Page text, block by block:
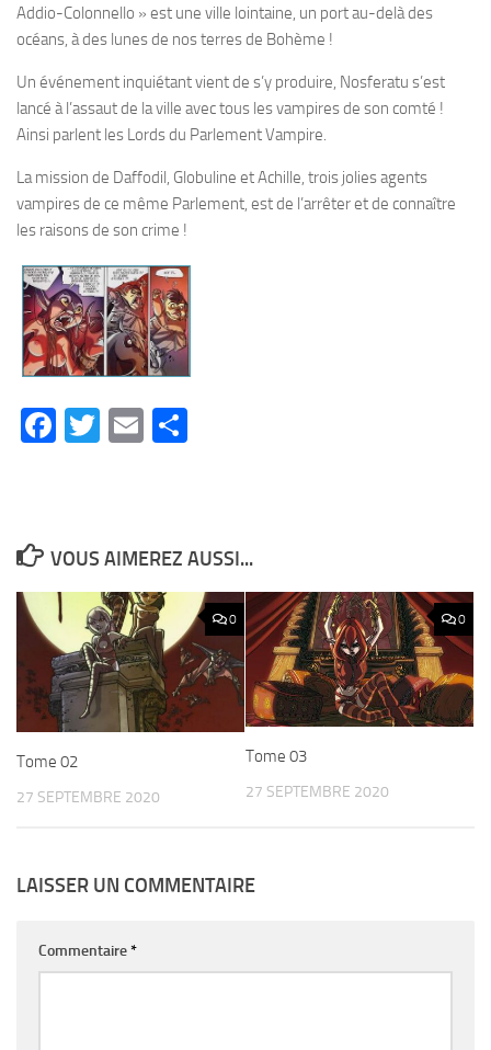
Addio-Colonnello » est une ville lointaine, un port au-delà des
océans, à des lunes de nos terres de Bohème !
Un événement inquiétant vient de s’y produire, Nosferatu s’est
lancé à l’assaut de la ville avec tous les vampires de son comté !
Ainsi parlent les Lords du Parlement Vampire.
La mission de Daffodil, Globuline et Achille, trois jolies agents
vampires de ce même Parlement, est de l’arrêter et de connaître
les raisons de son crime !
Facebook
Twitter
Email
VOUS AIMEREZ AUSSI...
0
Tome 02
27 SEPTEMBRE 2020
0
Tome 03
27 SEPTEMBRE 2020
LAISSER UN COMMENTAIRE
Commentaire*